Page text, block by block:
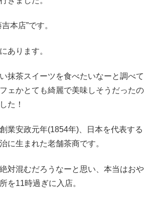
本店”です。
あります。
抹茶スイーツを食べたいなーと調べて
ェかとても綺麗で美味しそうだったの
た！
業安政元年(1854年)、日本を代表する
に生まれた老舗茶商です。
対混むだろうなーと思い、本当はおや
を11時過ぎに入店。